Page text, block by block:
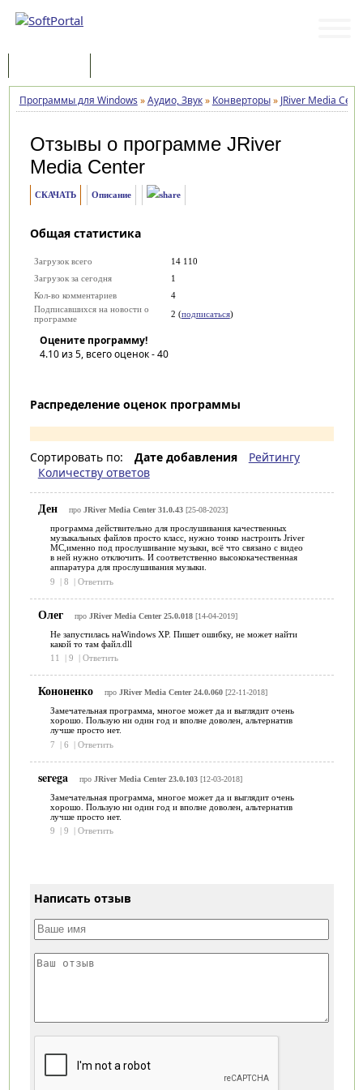
Программы для Windows »Аудио, Звук» Конверторы» JRiver Media
Отзывы о программе JRiver
Media Center
СКАЧАТЬ Описание
Общая статистика
Загрузок всего
14 110
Загрузок за сегодня
1
Кол-во комментариев
4
Подписавшихся на новости о
программе
2 (подписаться)
Оцените программу!
4.10из 5, всего оценок -40
Распределение оценок программы
Сортировать по: Дате добавления
Рейтингу
Количеству ответов
Ден про JRiver Media Center 31.0.43[25-08-2023]
программа действительно для прослушивания качественных
музыкальных файлов просто класс, нужно тонко настроить Jriver
MC,именно под прослушивание музыки, всё что связано с видео
в ней нужно отключить. И соответственно высококачественная
аппаратура для прослушивания музыки.
9
| 8 | Ответить
Олег про JRiver Media Center 25.0.018[14-04-2019]
Не запустилась наWindows XP. Пишет ошибку, не может найти
какой то там файл.dll
11
| 9 | Ответить
Кононенко про JRiver Media Center 24.0.060[22-11-2018]
Замечательная программа, многое может да и выглядит очень
хорошо. Пользую ни один год и вполне доволен, альтернатив
лучше просто нет.
7
| 6 | Ответить
serega про JRiver Media Center 23.0.103[12-03-2018]
Замечательная программа, многое может да и выглядит очень
хорошо. Пользую ни один год и вполне доволен, альтернатив
лучше просто нет.
9
| 9 | Ответить
Написать отзыв